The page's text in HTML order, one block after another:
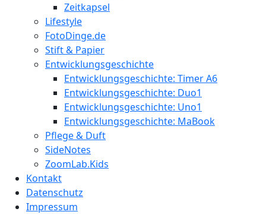
Zeitkapsel
Lifestyle
FotoDinge.de
Stift & Papier
Entwicklungsgeschichte
Entwicklungsgeschichte: Timer A6
Entwicklungsgeschichte: Duo1
Entwicklungsgeschichte: Uno1
Entwicklungsgeschichte: MaBook
Pflege & Duft
SideNotes
ZoomLab.Kids
Kontakt
Datenschutz
Impressum